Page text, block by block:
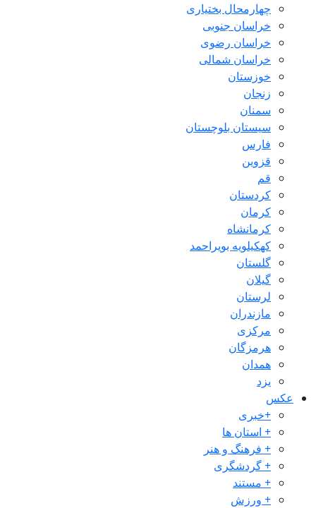
چهارمحال بختیاری
خراسان جنوبی
خراسان رضوی
خراسان شمالی
خوزستان
زنجان
سمنان
سیستان بلوچستان
فارس
قزوین
قم
کردستان
کرمان
کرمانشاه
کهکیلویه بویراحمد
گلستان
گیلان
لرستان
مازندران
مرکزی
هرمزگان
همدان
یزد
عکس
+خبری
+ استان ها
+ فرهنگ و هنر
+ گردشگری
+ مستند
+ ورزش